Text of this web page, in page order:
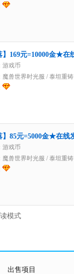
】169元=10000金★
游戏币
魔兽世界时光服 / 泰坦重铸
】85元=5000金★在
游戏币
魔兽世界时光服 / 泰坦重铸
模式
出售项目